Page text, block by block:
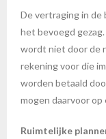
De vertraging in de
het bevoegd
wordt niet door de
rekening voor die
worden betaald
mogen daarvoor op
Ruimtelijke